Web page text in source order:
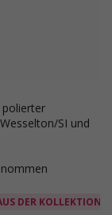
SI und
DER KOLLEKTION